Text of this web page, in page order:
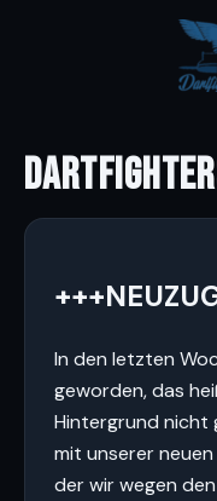
In den letzten
geworden, das
Hintergrund nicht
mit unserer
der wir wegen